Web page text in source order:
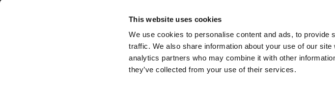
This website uses cookies
We use cookies to personalise content and ads, to provide
traffic. We also share information about your use of our
analytics partners who may combine it with other
they’ve collected from your use of their services.
Musical Dinner Hagen
Musical Dinner Hamburg
Musical Dinner Hamm
Musical Dinner Hanau
Musical Dinner Lingenau (AT)
Musical Dinner Lübbecke